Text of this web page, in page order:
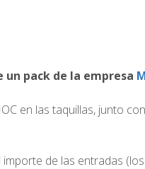
un pack de la empresa
en las taquillas, junto
de las entradas